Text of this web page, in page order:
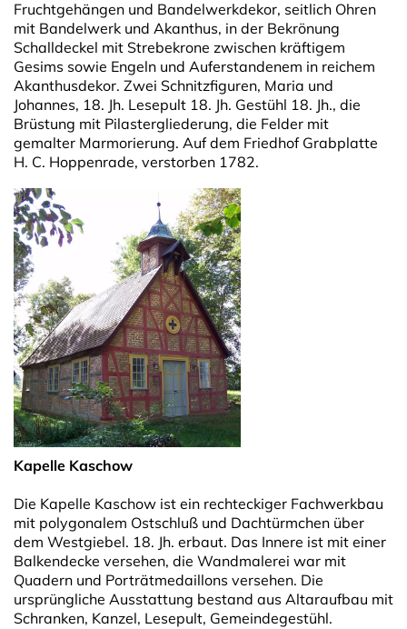
Fruchtgehängen und Bandelwerkdekor, seitlich Ohren
mit Bandelwerk und Akanthus, in der Bekrönung
Schalldeckel mit Strebekrone zwischen kräftigem
Gesims sowie Engeln und Auferstandenem in reichem
Akanthusdekor. Zwei Schnitzfiguren, Maria und
Johannes, 18. Jh. Lesepult 18. Jh. Gestühl 18. Jh., die
Brüstung mit Pilastergliederung, die Felder mit
gemalter Marmorierung. Auf dem Friedhof Grabplatte
H. C. Hoppenrade, verstorben 1782.
Kapelle Kaschow
Die Kapelle Kaschow ist ein rechteckiger Fachwerkbau
mit polygonalem Ostschluß und Dachtürmchen über
dem Westgiebel. 18. Jh. erbaut. Das Innere ist mit einer
Balkendecke versehen, die Wandmalerei war mit
Quadern und Porträtmedaillons versehen. Die
ursprüngliche Ausstattung bestand aus Altaraufbau mit
Schranken, Kanzel, Lesepult, Gemeindegestühl.